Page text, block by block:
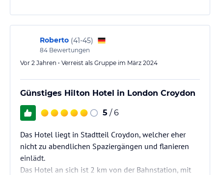
Roberto (41-45)
84 Bewertungen
Vor 2 Jahren • Verreist als Gruppe im März 2024
Günstiges Hilton Hotel in London Croydon
5 / 6
Das Hotel liegt in Stadtteil Croydon, welcher eher
nicht zu abendlichen Spaziergängen und flanieren
einlädt.
Das Hotel an sich ist 2 km von der Bahnstation, mit